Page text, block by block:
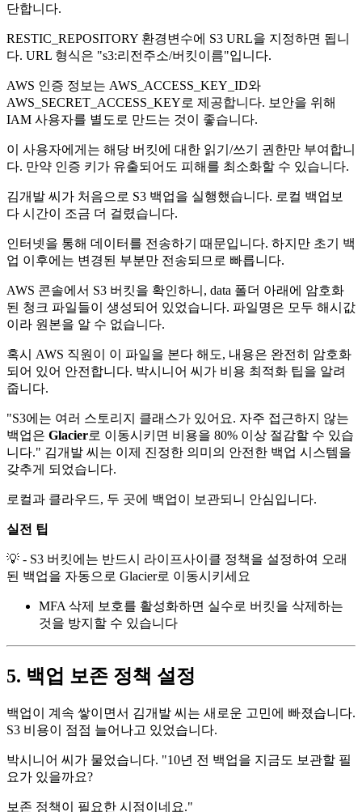
단합니다.
RESTIC_REPOSITORY 환경변수에 S3 URL을 지정하면 됩니
다. URL 형식은 "s3:리전주소/버킷이름"입니다.
AWS 인증 정보는 AWS_ACCESS_KEY_ID와
AWS_SECRET_ACCESS_KEY로 제공합니다. 보안을 위해
IAM 사용자를 별도로 만드는 것이 좋습니다.
이 사용자에게는 해당 버킷에 대한 읽기/쓰기 권한만 부여합니
다. 만약 인증 키가 유출되어도 피해를 최소화할 수 있습니다.
김개발 씨가 처음으로 S3 백업을 실행했습니다. 로컬 백업보
다 시간이 조금 더 걸렸습니다.
인터넷을 통해 데이터를 전송하기 때문입니다. 하지만 초기 백
업 이후에는 변경된 부분만 전송되므로 빠릅니다.
AWS 콘솔에서 S3 버킷을 확인하니, data 폴더 아래에 암호화
된 청크 파일들이 생성되어 있었습니다. 파일명은 모두 해시값
이라 원본을 알 수 없습니다.
혹시 AWS 직원이 이 파일을 본다 해도, 내용은 완전히 암호화
되어 있어 안전합니다. 박시니어 씨가 비용 최적화 팁을 알려
줍니다.
"S3에는 여러 스토리지 클래스가 있어요. 자주 접근하지 않는
백업은 Glacier로 이동시키면 비용을 80% 이상 절감할 수 있습
니다." 김개발 씨는 이제 진정한 의미의 안전한 백업 시스템을
갖추게 되었습니다.
로컬과 클라우드, 두 곳에 백업이 보관되니 안심입니다.
실전 팁
💡 - S3 버킷에는 반드시 라이프사이클 정책을 설정하여 오래
된 백업을 자동으로 Glacier로 이동시키세요
MFA 삭제 보호를 활성화하면 실수로 버킷을 삭제하는
것을 방지할 수 있습니다
5. 백업 보존 정책 설정
백업이 계속 쌓이면서 김개발 씨는 새로운 고민에 빠졌습니다.
S3 비용이 점점 늘어나고 있었습니다.
박시니어 씨가 물었습니다. "10년 전 백업을 지금도 보관할 필
요가 있을까요?
보존 정책이 필요한 시점이네요."